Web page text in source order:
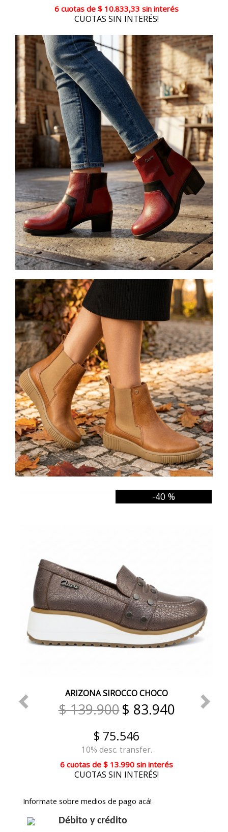
6 cuotas de $ 10.833,33 sin interés
CUOTAS SIN INTERÉS!
-40 %
ARIZONA SIROCCO CHOCO
$ 139.900$ 83.940
$ 75.546
10% desc. transfer.
6 cuotas de $ 13.990 sin interés
CUOTAS SIN INTERÉS!
Informate sobre medios de pago acá!
Débito y crédito